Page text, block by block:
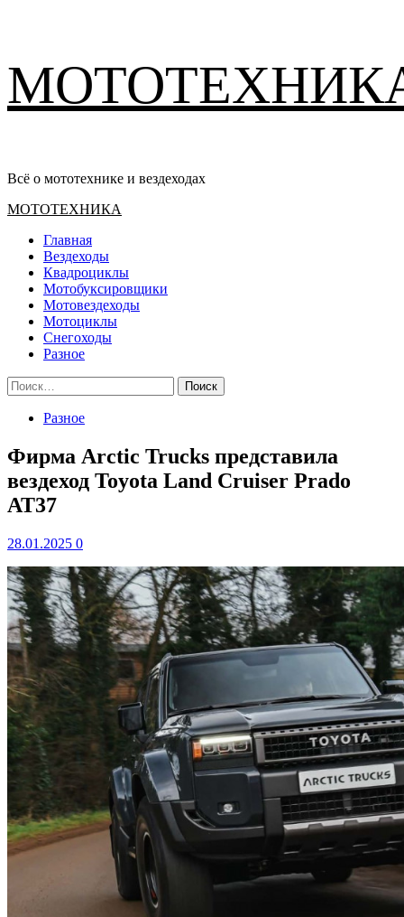
содержимому
Всё о мототехнике и вездеходах
Основное
МОТОТЕХНИКА
Главная
Вездеходы
Квадроциклы
Мотобуксировщики
Мотовездеходы
Мотоциклы
Снегоходы
Разное
Найти:
Разное
Фирма Arctic Trucks представила
вездеход Toyota Land Cruiser Prado
AT37
28.01.2025 0